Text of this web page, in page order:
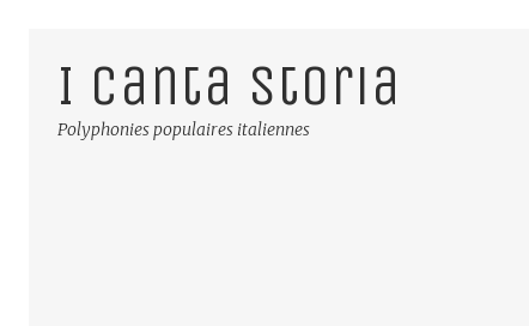
I Canta Storia
Polyphonies populaires italiennes